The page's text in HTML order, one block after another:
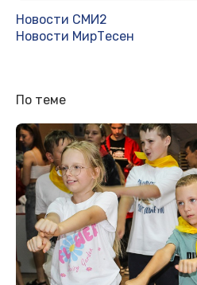
Новости СМИ2
Новости МирТесен
По теме